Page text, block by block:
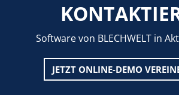
Software von BLECHWELT in
JETZT ONLINE-DEMO